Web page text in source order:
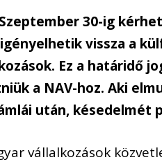
30-ig
vissza a
Ez a határidő
a NAV-hoz. Aki
után, késedelmét
vállalkozások